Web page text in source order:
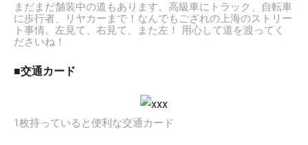
まだまだ舗装中の道もあります。高級車にトラック、自転車
に歩行者、リヤカーまで！なんでもござれの上海のストリー
ト事情。左見て、右見て、また左！ 用心して道を渡ってく
ださいね！
■交通カード
1枚持っていると便利な交通カード